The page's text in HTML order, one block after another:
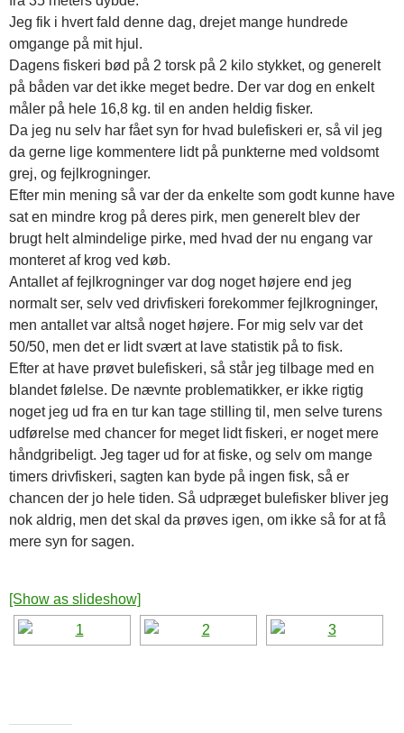
Jeg fik i hvert fald denne dag, drejet mange hundrede
omgange på mit hjul.
Dagens fiskeri bød på 2 torsk på 2 kilo stykket, og generelt
på båden var det ikke meget bedre. Der var dog en enkelt
måler på hele 16,8 kg. til en anden heldig fisker.
Da jeg nu selv har fået syn for hvad bulefiskeri er, så vil jeg
da gerne lige kommentere lidt på punkterne med voldsomt
grej, og fejlkrogninger.
Efter min mening så var der da enkelte som godt kunne have
sat en mindre krog på deres pirk, men generelt blev der
brugt helt almindelige pirke, med hvad der nu engang var
monteret af krog ved køb.
Antallet af fejlkrogninger var dog noget højere end jeg
normalt ser, selv ved drivfiskeri forekommer fejlkrogninger,
men antallet var altså noget højere. For mig selv var det
50/50, men det er lidt svært at lave statistik på to fisk.
Efter at have prøvet bulefiskeri, så står jeg tilbage med en
blandet følelse. De nævnte problematikker, er ikke rigtig
noget jeg ud fra en tur kan tage stilling til, men selve turens
udførelse med chancer for meget lidt fiskeri, er noget mere
håndgribeligt. Jeg tager ud for at fiske, og selv om mange
timers drivfiskeri, sagten kan byde på ingen fisk, så er
chancen der jo hele tiden. Så udpræget bulefisker bliver jeg
nok aldrig, men det skal da prøves igen, om ikke så for at få
mere syn for sagen.
[Show as slideshow]